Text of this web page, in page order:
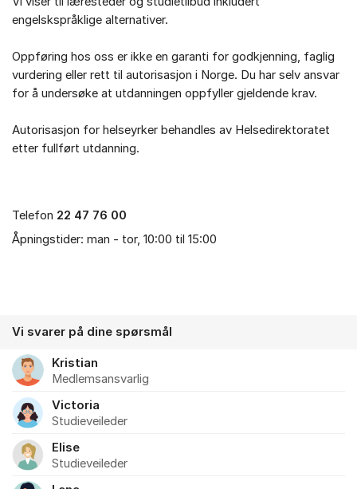
engelskspråklige alternativer.
Oppføring hos oss er ikke en garanti for godkjenning, faglig
vurdering eller rett til autorisasjon i Norge. Du har selv ansvar
for å undersøke at utdanningen oppfyller gjeldende krav.
Autorisasjon for helseyrker behandles av Helsedirektoratet
etter fullført utdanning.
Telefon 22 47 76 00
Åpningstider: man - tor, 10:00 til 15:00
Vi svarer på dine spørsmål
Kristian
Medlemsansvarlig
Victoria
Studieveileder
Elise
Studieveileder